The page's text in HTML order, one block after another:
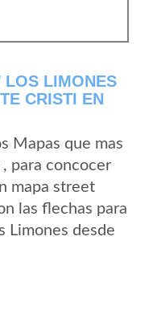
LOS LIMONES
CRISTI EN
Mapas que mas
, para concocer
mapa street
las flechas para
Limones desde